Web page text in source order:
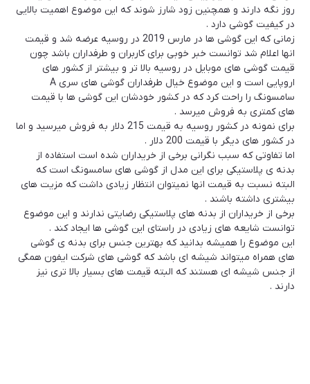
روز نگه دارند و همچنین زود شارز شوند که این موضوع اهمیت بالایی
در کیفیت گوشی دارد .
زمانی که این گوشی ها در مارس 2019 در روسیه عرضه شد و قیمت
انها اعلام شد توانست خبر خوبی برای کاربران و طرفداران باشد چون
قیمت گوشی های موبایل در روسیه بالا تر و بیشتر از کشور های
اروپایی است و این موضوع خیال طرفداران گوشی های سری A
سامسونگ را راحت کرد که در کشور خودشان این گوشی ها با قیمت
های کمتری به فروش میرسد .
برای نمونه در کشور روسیه به قیمت 215 دلار به فروش میرسید و اما
در کشور های دیگر با قیمت 200 دلار .
اما تفاوتی که سبب نگرانی برخی از خریداران شده است استفاده از
بدنه ی پلاستیکی برای این مدل از گوشی های سامسونگ است که
البته نسبت به قیمت انها نمیتوان انتظار زیادی داشت که مزیت های
بیشتری داشته باشند .
برخی از خریداران از بدنه های پلاستیکی رضایتی ندارند و این موضوع
توانست شایعه های زیادی در راستای این گوشی ها ایجاد کند .
این موضوع را همیشه بدانید که بهترین جنس برای بدنه ی گوشی
های همراه میتواند شیشه ای باشد که گوشی های شرکت ایفون همگی
از جنس شیشه ای هستند که البته قیمت های بسیار بالا تری نیز
دارند .